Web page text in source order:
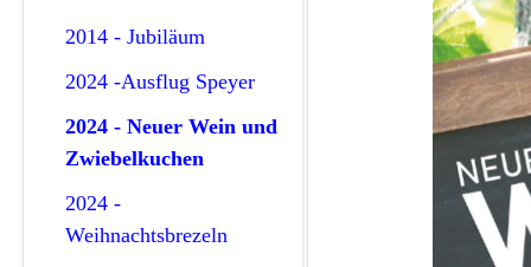
2014 - Jubiläum
2024 -Ausflug Speyer
2024 - Neuer Wein und
Zwiebelkuchen
2024 -
Weihnachtsbrezeln